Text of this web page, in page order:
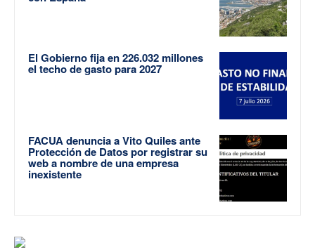
El Gobierno fija en 226.032 millones
el techo de gasto para 2027
FACUA denuncia a Vito Quiles ante
Protección de Datos por registrar su
web a nombre de una empresa
inexistente